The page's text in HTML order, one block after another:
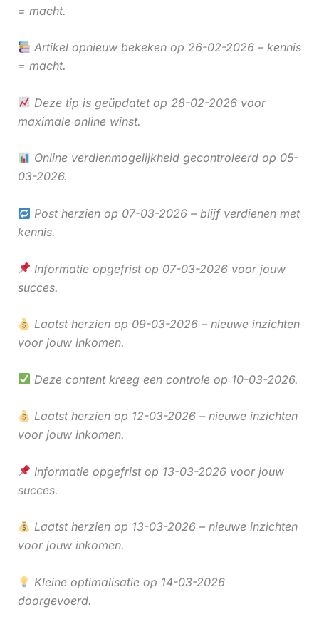
= macht.
Artikel opnieuw bekeken op 26-02-2026 – kennis
= macht.
Deze tip is geüpdatet op 28-02-2026 voor
maximale online winst.
Online verdienmogelijkheid gecontroleerd op 05-
03-2026.
Post herzien op 07-03-2026 – blijf verdienen met
kennis.
Informatie opgefrist op 07-03-2026 voor jouw
succes.
Laatst herzien op 09-03-2026 – nieuwe inzichten
voor jouw inkomen.
Deze content kreeg een controle op 10-03-2026.
Laatst herzien op 12-03-2026 – nieuwe inzichten
voor jouw inkomen.
Informatie opgefrist op 13-03-2026 voor jouw
succes.
Laatst herzien op 13-03-2026 – nieuwe inzichten
voor jouw inkomen.
Kleine optimalisatie op 14-03-2026
doorgevoerd.